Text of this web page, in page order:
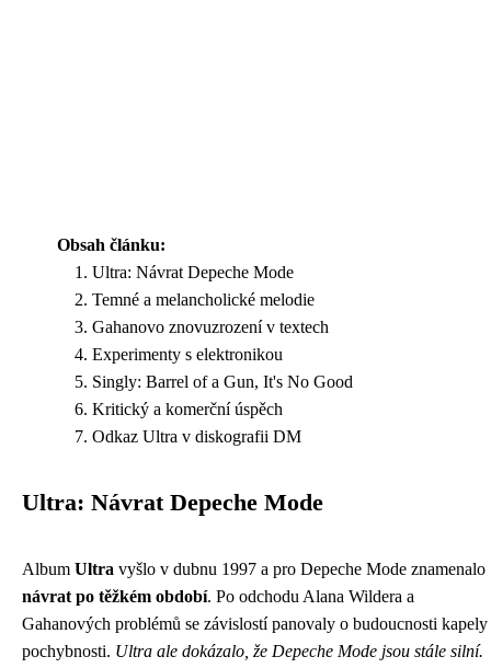
Obsah článku:
Ultra: Návrat Depeche Mode
Temné a melancholické melodie
Gahanovo znovuzrození v textech
Experimenty s elektronikou
Singly: Barrel of a Gun, It's No Good
Kritický a komerční úspěch
Odkaz Ultra v diskografii DM
Ultra: Návrat Depeche Mode
Album Ultra vyšlo v dubnu 1997 a pro Depeche Mode znamenalo
návrat po těžkém období. Po odchodu Alana Wildera a
Gahanových problémů se závislostí panovaly o budoucnosti kapely
pochybnosti. Ultra ale dokázalo, že Depeche Mode jsou stále silní.